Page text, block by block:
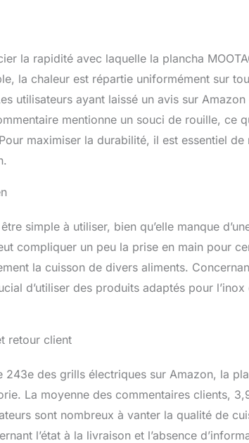
la rapidité avec laquelle la plancha
la chaleur est répartie uniformément sur
utilisateurs ayant laissé un avis sur
mentionne un souci de rouille, ce
maximiser la durabilité, il est essentiel
simple à utiliser, bien qu’elle manque
compliquer un peu la prise en main pour
la cuisson de divers aliments.
d’utiliser des produits adaptés pour
retour client
243e des grills électriques sur Amazon, la
La moyenne des commentaires clients,
sont nombreux à vanter la qualité de
l’état à la livraison et l’absence